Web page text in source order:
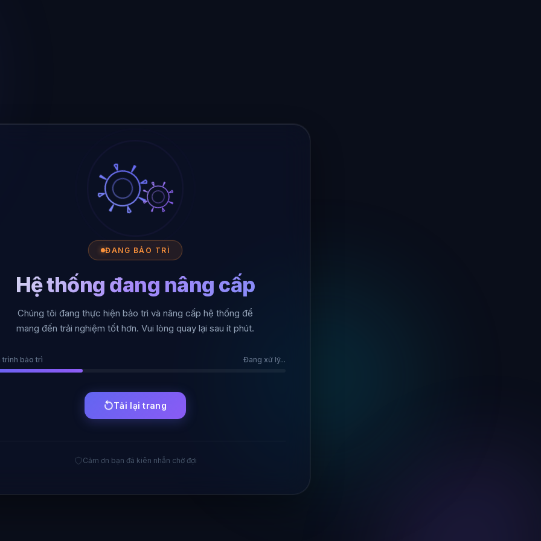
ĐANG BẢO TRÌ
Hệ thống đang nâng cấp
Chúng tôi đang thực hiện bảo trì và nâng cấp hệ thống để
mang đến trải nghiệm tốt hơn. Vui lòng quay lại sau ít phút.
trình bảo trì Đang xử lý...
Tải lại trang
Cảm ơn bạn đã kiên nhẫn chờ đợi